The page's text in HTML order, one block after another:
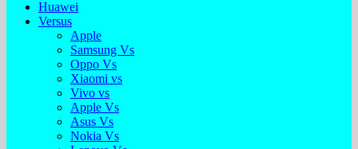
Huawei
Versus
Apple
Samsung Vs
Oppo Vs
Xiaomi vs
Vivo vs
Apple Vs
Asus Vs
Nokia Vs